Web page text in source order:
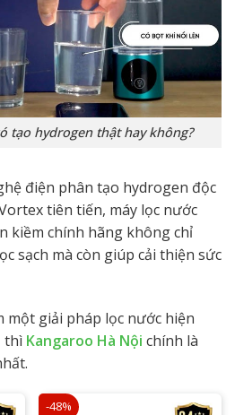
tạo hydrogen thật hay không?
điện phân tạo hydrogen độc
tiên tiến, máy lọc nước
kiềm chính hãng không chỉ
sạch mà còn giúp cải thiện sức
một giải pháp lọc nước hiện
thì Kangaroo Hà Nội chính là
-48%